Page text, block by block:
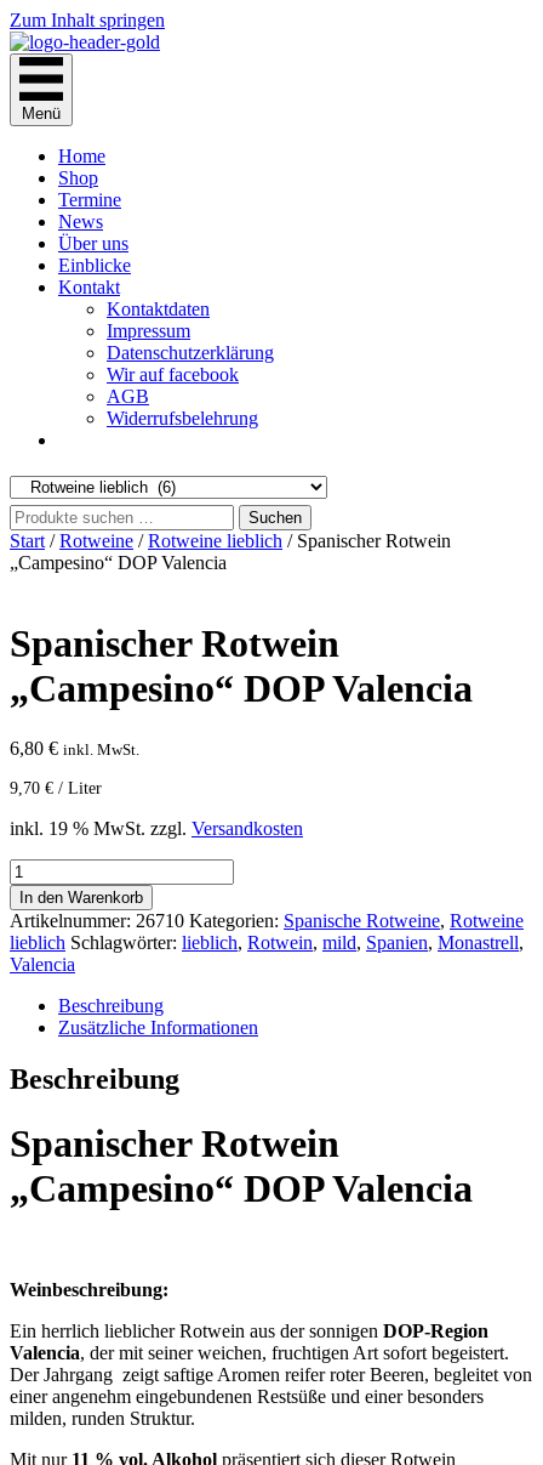
Zum Inhalt springen
Menü
Home
Shop
Termine
News
Über uns
Einblicke
Kontakt
Kontaktdaten
Impressum
Datenschutzerklärung
Wir auf facebook
AGB
Widerrufsbelehrung
Suchen
nach:
Suchen
Start /Rotweine /Rotweine lieblich / Spanischer Rotwein
„Campesino“ DOP Valencia
Spanischer Rotwein
„Campesino“ DOP Valencia
6,80 € inkl. MwSt.
9,70 € / Liter
inkl. 19 % MwSt. zzgl. Versandkosten
Spanischer
Rotwein
"Campesino"
DOP
Valencia
Menge
In den Warenkorb
Artikelnummer: 26710 Kategorien: Spanische Rotweine, Rotweine
lieblich Schlagwörter: lieblich, Rotwein, mild, Spanien, Monastrell,
Valencia
Beschreibung
Zusätzliche Informationen
Beschreibung
Spanischer Rotwein
„Campesino“ DOP Valencia
Weinbeschreibung:
Ein herrlich lieblicher Rotwein aus der sonnigen DOP-Region
Valencia, der mit seiner weichen, fruchtigen Art sofort begeistert.
Der Jahrgang zeigt saftige Aromen reifer roter Beeren, begleitet von
einer angenehm eingebundenen Restsüße und einer besonders
milden, runden Struktur.
Mit nur 11 % vol. Alkohol präsentiert sich dieser Rotwein